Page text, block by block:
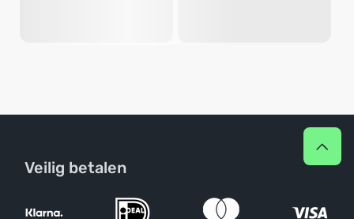
Veilig betalen